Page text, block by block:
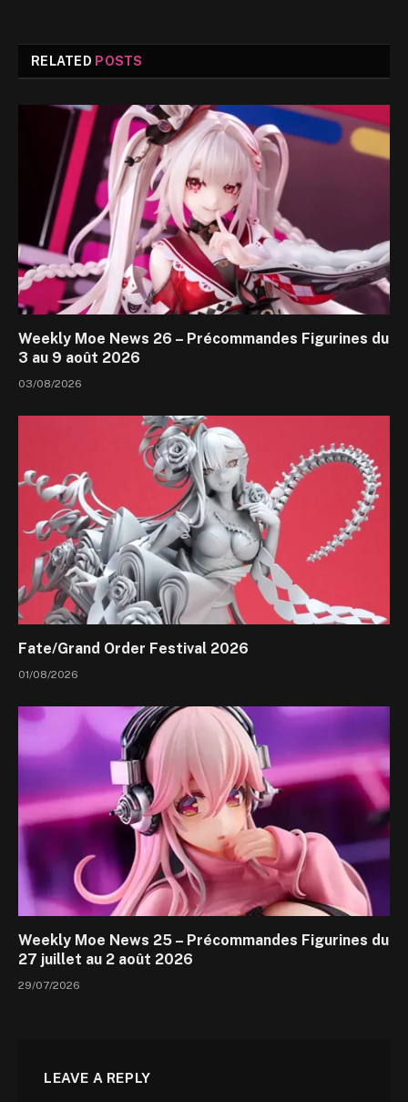
RELATED POSTS
Weekly Moe News 26 – Précommandes Figurines du
3 au 9 août 2026
03/08/2026
Fate/Grand Order Festival 2026
01/08/2026
Weekly Moe News 25 – Précommandes Figurines du
27 juillet au 2 août 2026
29/07/2026
LEAVE A REPLY